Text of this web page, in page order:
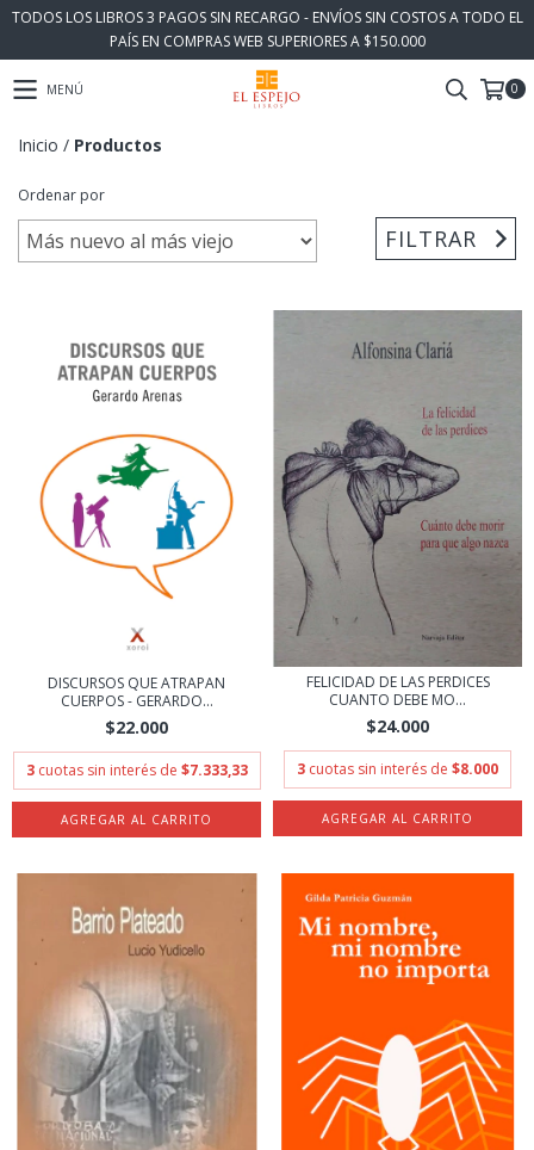
TODOS LOS LIBROS 3 PAGOS SIN RECARGO - ENVÍOS SIN COSTOS A TODO EL
PAÍS EN COMPRAS WEB SUPERIORES A $150.000
MENÚ 0
Inicio / Productos
Ordenar por
FILTRAR
DISCURSOS QUE ATRAPAN
CUERPOS - GERARDO...
$22.000
3 cuotas sin interés de $7.333,33
FELICIDAD DE LAS PERDICES
CUANTO DEBE MO...
$24.000
3 cuotas sin interés de $8.000